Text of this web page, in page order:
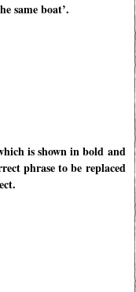
same boat’.
is shown in bold and
phrase to be replaced